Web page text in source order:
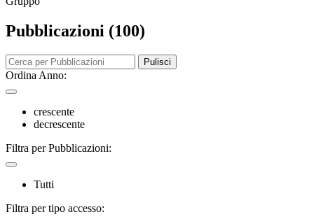
Pubblicazioni (100)
Pulisci
Ordina Anno:
crescente
decrescente
Filtra per Pubblicazioni:
Tutti
Filtra per tipo accesso: